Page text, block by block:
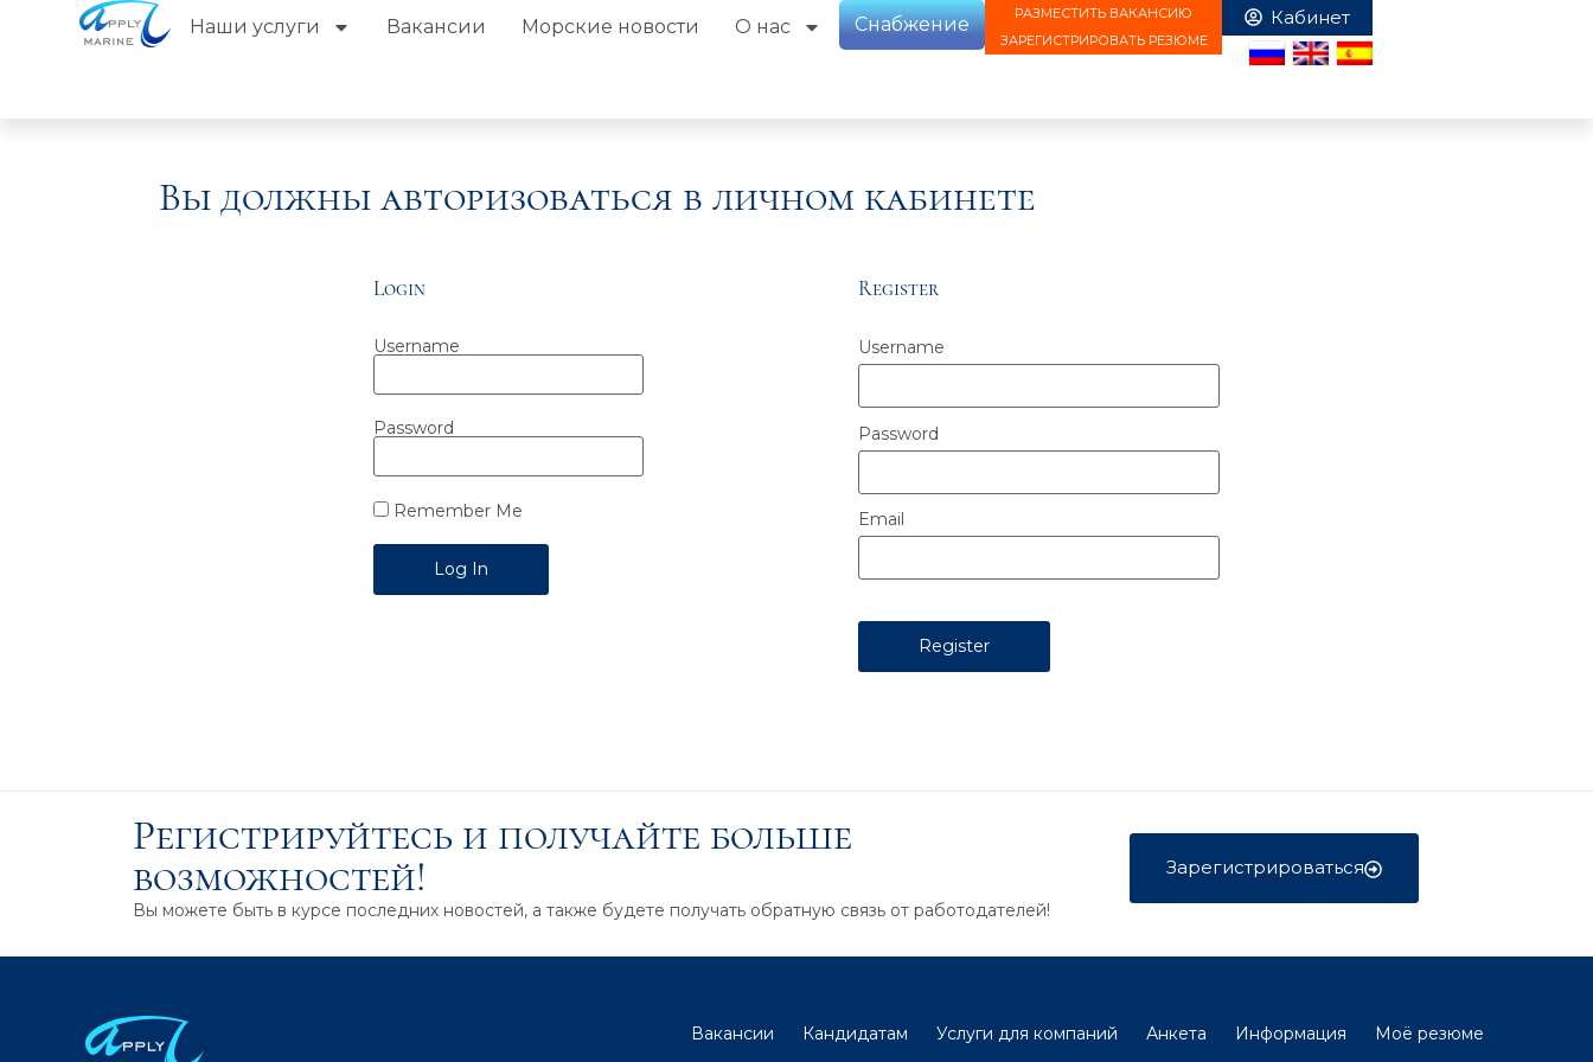
Наши услуги Вакансии Морские новости О нас Снабжение
РАЗМЕСТИТЬ ВАКАНСИЮ
ЗАРЕГИСТРИРОВАТЬ РЕЗЮМЕ
Вы должны авторизоваться в личном кабинете
Login
Username
Password
Remember Me
Register
Username
Password
Email
Регистрируйтесь и получайте больше
возможностей!
Вы можете быть в курсе последних новостей, а также будете получать обратную связь от работодателей!
Зарегистрироваться
Вакансии Кандидатам Услуги для компаний Анкета Информация
Моё резюме